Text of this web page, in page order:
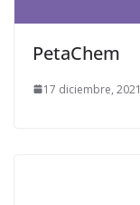
PetaChem
17 diciembre, 2021